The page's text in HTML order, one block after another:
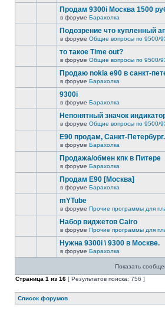
Продам 9300i Москва 1500
в форуме Барахолка
Подозрение что купленный
в форуме Общие вопросы по 9500/
то такое Time out?
в форуме Общие вопросы по 9500/
Продаю nokia е90 в санкт-
в форуме Барахолка
9300i
в форуме Барахолка
Непонятный значок
в форуме Общие вопросы по 9500/
Е90 продам, Санкт-Петербург.
в форуме Барахолка
Продажа/обмен кпк в Питере
в форуме Барахолка
Продам E90 [Москва]
в форуме Барахолка
mYTube
в форуме Прочие программы для
Набор виджетов Cairo
в форуме Прочие программы для
Нужна 9300i \ 9300 в Москве.
в форуме Барахолка
Показать
Страница 1 из 16 [ Результатов поиска: 756 ]
Список форумов